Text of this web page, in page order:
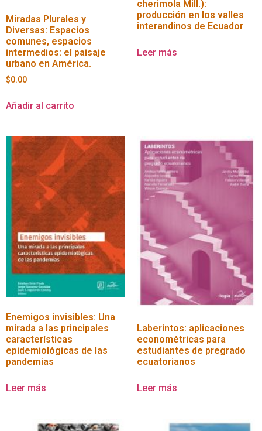
Miradas Plurales y
Diversas: Espacios
comunes, espacios
intermedios: el paisaje
urbano en América.
$0.00
Añadir al carrito
cherimola Mill.):
producción en los valles
interandinos de Ecuador
Leer más
Enemigos invisibles: Una
mirada a las principales
características
epidemiológicas de las
pandemias
Leer más
Laberintos: aplicaciones
econométricas para
estudiantes de pregrado
ecuatorianos
Leer más